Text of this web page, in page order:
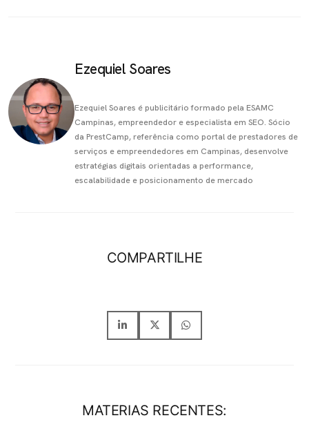
Ezequiel Soares
Ezequiel Soares é publicitário formado pela ESAMC
Campinas, empreendedor e especialista em SEO. Sócio
da PrestCamp, referência como portal de prestadores de
serviços e empreendedores em Campinas, desenvolve
estratégias digitais orientadas a performance,
escalabilidade e posicionamento de mercado
COMPARTILHE
MATERIAS RECENTES: